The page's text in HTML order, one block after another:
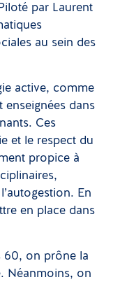
par Laurent
au sein des
active, comme
dans
Ces
et le respect du
propice à
En
en place dans
60, on prône la
Néanmoins, on